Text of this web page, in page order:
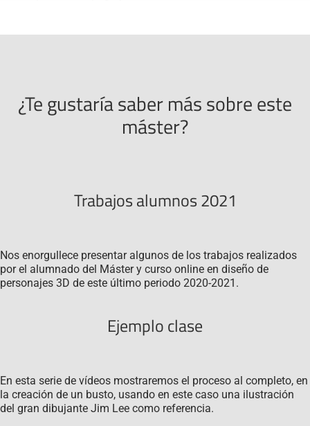
¿Te gustaría saber más sobre este
máster?
Trabajos alumnos 2021
Nos enorgullece presentar algunos de los trabajos realizados
por el alumnado del Máster y curso online en diseño de
personajes 3D de este último periodo 2020-2021.
Ejemplo clase
En esta serie de vídeos mostraremos el proceso al completo, en
la creación de un busto, usando en este caso una ilustración
del gran dibujante Jim Lee como referencia.